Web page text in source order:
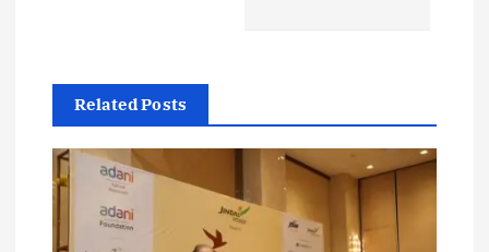
g
a
t
Related Posts